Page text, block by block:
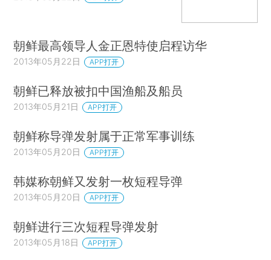
朝鲜最高领导人金正恩特使启程访华
2013年05月22日 APP打开
朝鲜已释放被扣中国渔船及船员
2013年05月21日 APP打开
朝鲜称导弹发射属于正常军事训练
2013年05月20日 APP打开
韩媒称朝鲜又发射一枚短程导弹
2013年05月20日 APP打开
朝鲜进行三次短程导弹发射
2013年05月18日 APP打开